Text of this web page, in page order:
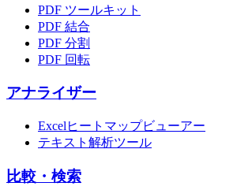
PDF ツールキット
PDF 結合
PDF 分割
PDF 回転
アナライザー
Excelヒートマップビューアー
テキスト解析ツール
比較・検索